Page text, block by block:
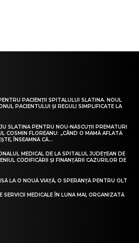
PACIENȚII SPITALULUI SLATINA. NOUL
PACIENTULUI ȘI REGULI SIMPLIFICATE LA
SLATINA PENTRU NOU-NĂSCUȚII PREMATURI
COSMIN FLOREANU: „CÂND O MAMĂ AFLATĂ
ÎNSEAMNĂ CĂ...
MEDICAL DE LA SPITALUL JUDEȚEAN DE
CODIFICĂRII ȘI FINANȚĂRII CAZURILOR DE
LA O NOUĂ VIAȚĂ, O SPERANȚĂ PENTRU OLT
SERVICII MEDICALE ÎN LUNA MAI, ORGANIZATĂ